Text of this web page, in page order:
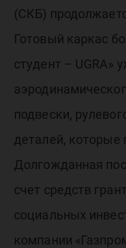
(СКБ)
Готовый каркас
студент – UGRA»
подвески,
деталей, которые
Долгожданная
счет средств
социальных
компании